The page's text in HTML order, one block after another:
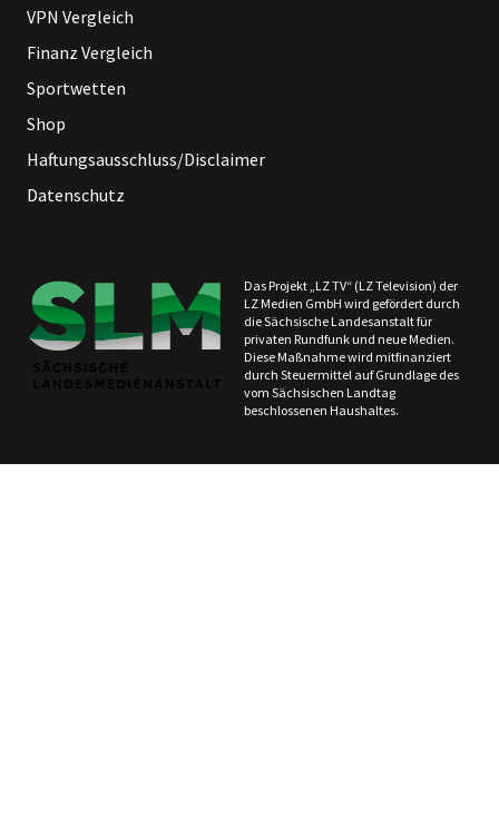
VPN Vergleich
Finanz Vergleich
Sportwetten
Shop
Haftungsausschluss/Disclaimer
Datenschutz
Das Projekt „LZ TV“ (LZ Television) der
LZ Medien GmbH wird gefördert durch
die Sächsische Landesanstalt für
privaten Rundfunk und neue Medien.
Diese Maßnahme wird mitfinanziert
durch Steuermittel auf Grundlage des
vom Sächsischen Landtag
beschlossenen Haushaltes.